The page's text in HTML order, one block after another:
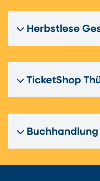
Herbstlese
TicketShop